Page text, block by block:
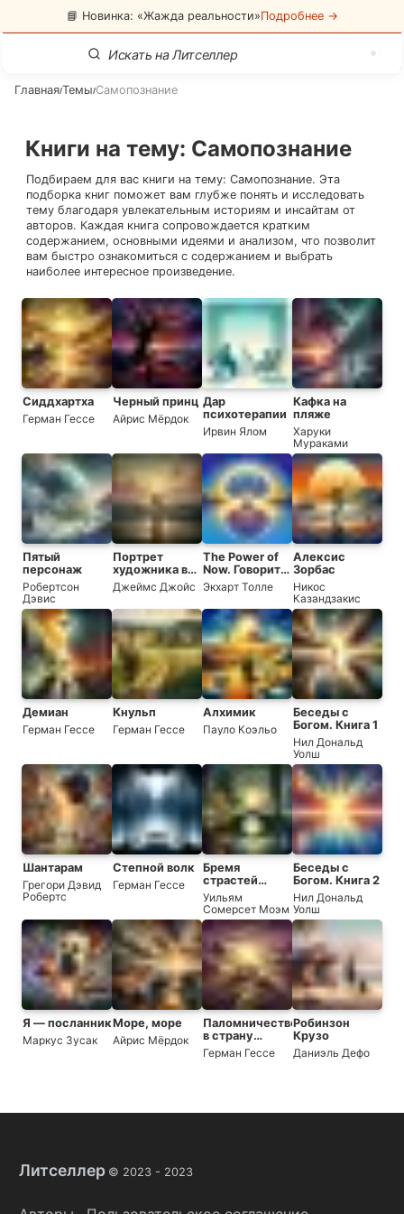
📘 Новинка: «Жажда реальности»Подробнее →
Главная/Темы/Самопознание
Книги на тему: Самопознание
Подбираем для вас книги на тему: Самопознание. Эта
подборка книг поможет вам глубже понять и исследовать
тему благодаря увлекательным историям и инсайтам от
авторов. Каждая книга сопровождается кратким
содержанием, основными идеями и анализом, что позволит
вам быстро ознакомиться с содержанием и выбрать
наиболее интересное произведение.
Сиддхартха
Герман Гессе
Черный принц
Айрис Мёрдок
Дар
психотерапии
Ирвин Ялом
Кафка на
пляже
Харуки
Мураками
Пятый
персонаж
Робертсон
Дэвис
Портрет
художника в
юности
Джеймс Джойс
The Power of
Now. Говорит
безмолвие.
(Тишина
говорит)
Экхарт Толле
Алексис
Зорбас
Никос
Казандзакис
Демиан
Герман Гессе
Кнульп
Герман Гессе
Алхимик
Пауло Коэльо
Беседы с
Богом. Книга 1
Нил Дональд
Уолш
Шантарам
Грегори Дэвид
Робертс
Степной волк
Герман Гессе
Бремя
страстей
человеческих
Уильям
Сомерсет Моэм
Беседы с
Богом. Книга 2
Нил Дональд
Уолш
Я — посланник
Маркус Зусак
Море, море
Айрис Мёрдок
Паломничество
в страну
Востока
Герман Гессе
Робинзон
Крузо
Даниэль Дефо
Литселлер © 2023 - 2023